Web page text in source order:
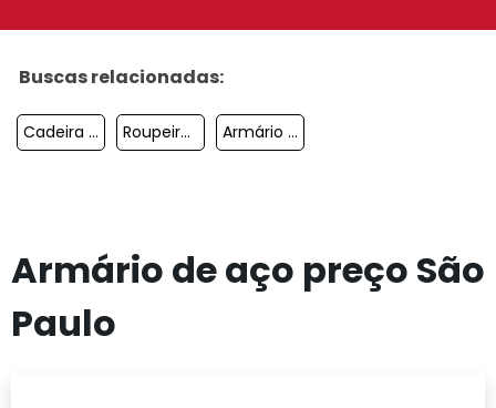
Buscas relacionadas:
Cadeira Eames Sacomã Roupeiro De Aço 6 Portas Diadema Armário De Aço 4 Portas Diadema
Armário de aço preço São
Paulo